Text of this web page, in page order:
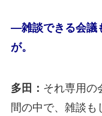
―雑談できる会議
が。
多田： それ専用の
間の中で、雑談も